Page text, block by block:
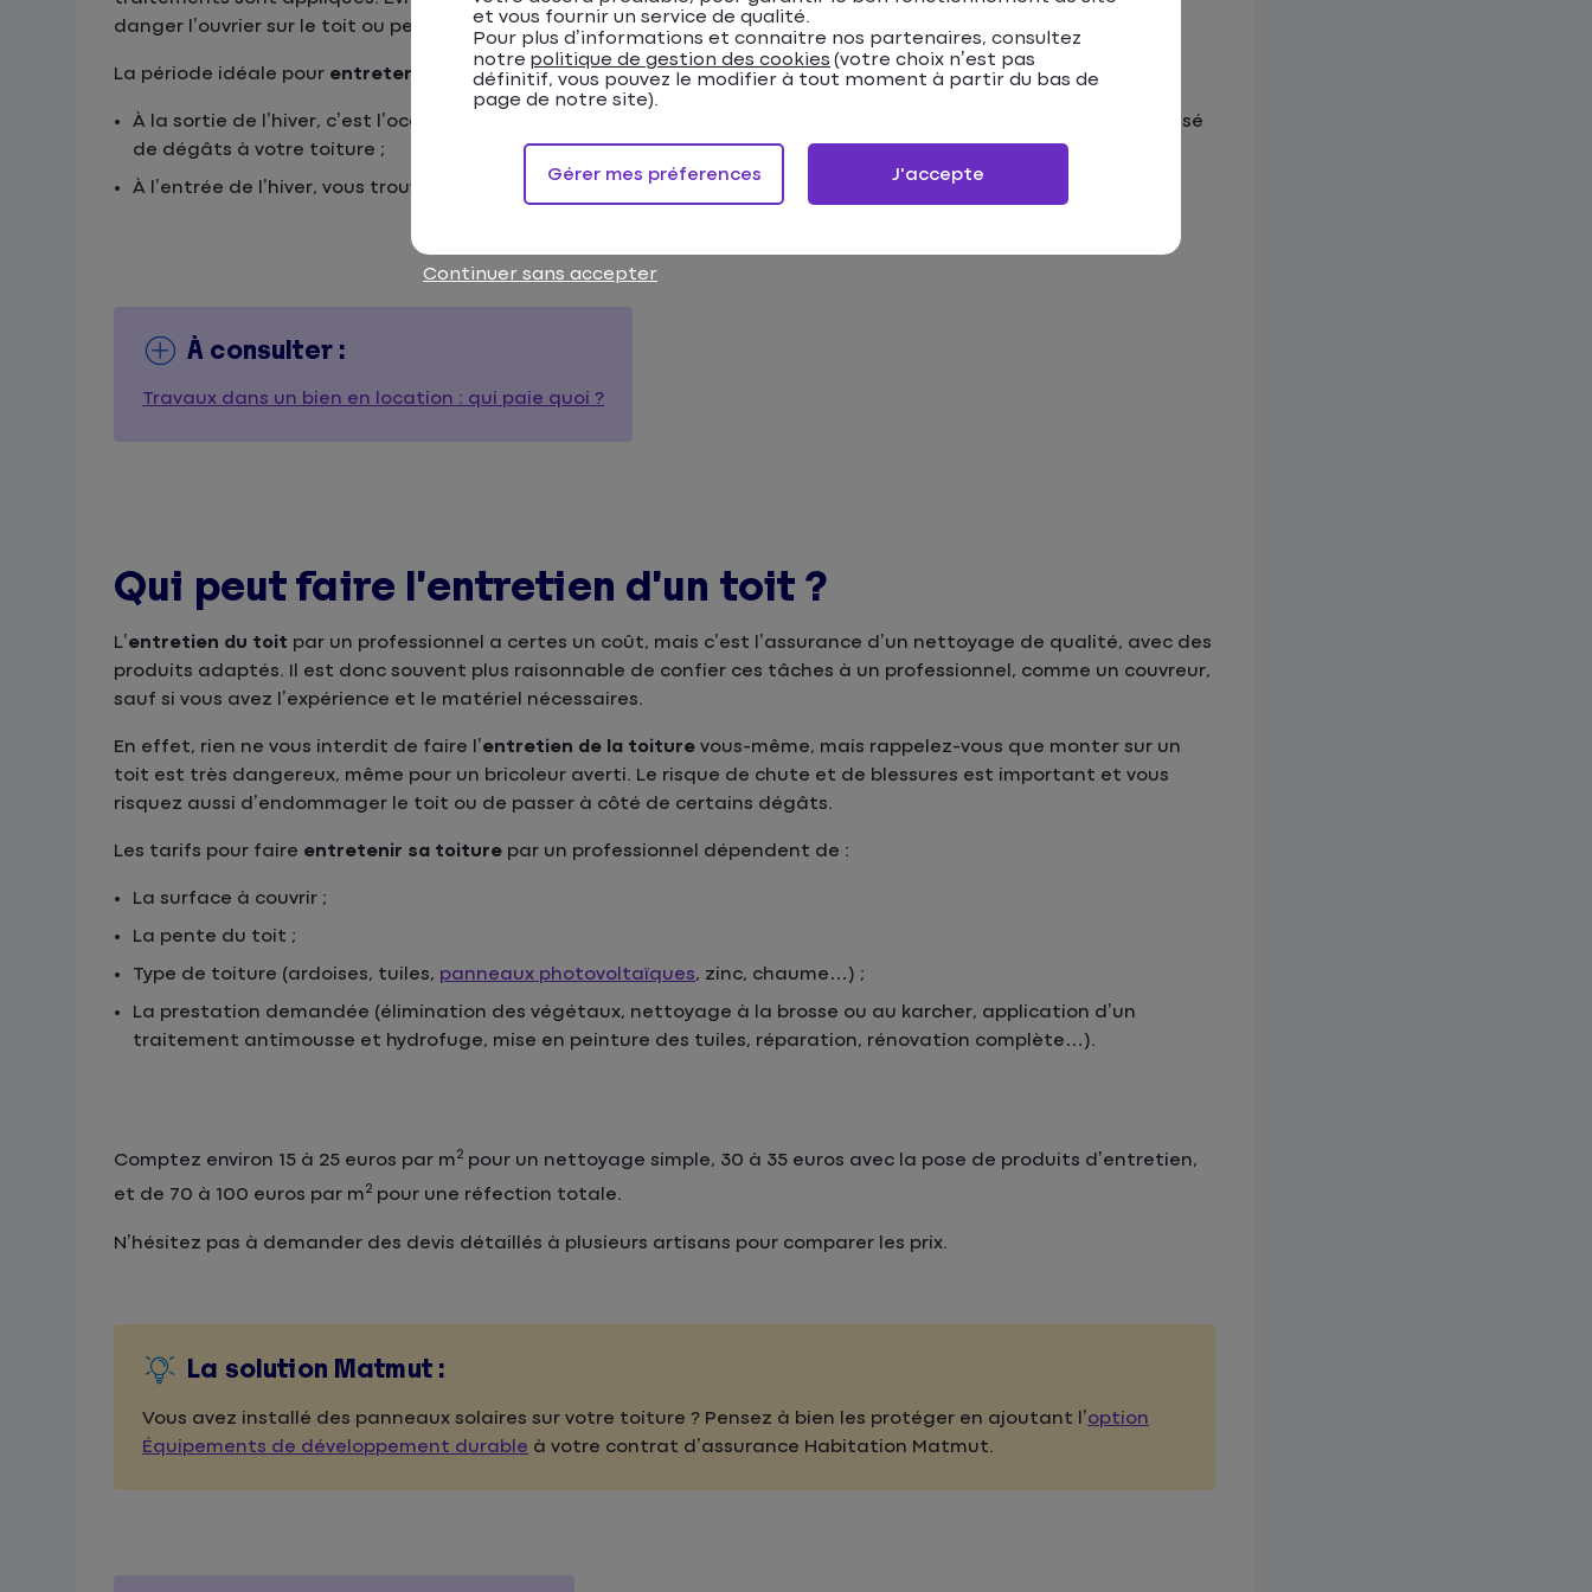
danger l’ouvrier sur le toit ou perturber le temps de séchage normal des produits.
La période idéale pour entretenir sa toitureest doncau printempset à l’automne :
À la sortie de l’hiver, c’est l’occasion de vérifier que les températures négatives, le gel ou
n’ont pas causé
de dégâts à votre toiture ;
À l’entrée de l’hiver, vous trouverez différents végétaux dont il faudra vous débarrasser.
À consulter :
Travaux dans un bien en location : qui paie quoi ?
Qui peut faire l’entretien d’un toit ?
L’entretien du toit par un professionnel a certes un coût, mais c’est l’assurance d’un nettoyage de qualité, avec des
produits adaptés. Il est donc souvent plus raisonnable de confier ces tâches à un professionnel, comme un couvreur,
sauf si vous avez l’expérience et le matériel nécessaires.
En effet, rien ne vous interdit de faire l’entretien de la toiture vous-même, mais rappelez-vous que monter sur un
toit est très dangereux, même pour un bricoleur averti. Le risque de chute et de blessures est important et vous
risquez aussi d’endommager le toit ou de passer à côté de certains dégâts.
Les tarifs pour faire entretenir sa toiture par un professionnel dépendent de :
La surface à couvrir ;
La pente du toit ;
Type de toiture (ardoises, tuiles, panneaux photovoltaïques, zinc, chaume…) ;
La prestation demandée (élimination des végétaux, nettoyage à la brosse ou au karcher, application d’un
traitement antimousse et hydrofuge, mise en peinture des tuiles, réparation, rénovation complète…).
Comptez environ 15 à 25 euros par m2 pour un nettoyage simple, 30 à 35 euros avec la pose de produits d’entretien,
et de 70 à 100 euros par m2 pour une réfection totale.
N’hésitez pas à demander des devis détaillés à plusieurs artisans pour comparer les prix.
La solution Matmut :
Vous avez installé des panneaux solaires sur votre toiture ? Pensez à bien les protéger en ajoutant l’option
Équipements de développement durable à votre contrat d’assurance Habitation Matmut.
et vous fournir un service de qualité.
Pour plus d’informations et connaitre nos partenaires, consultez
notre politique de gestion des cookies (votre choix n’est pas
définitif, vous pouvez le modifier à tout moment à partir du bas de
page de notre site).
Continuer sans accepter
Gérer mes préferences J'accepte